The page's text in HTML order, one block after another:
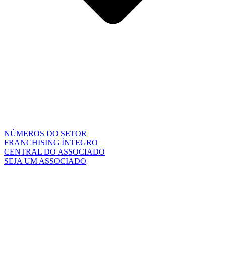
NÚMEROS DO SETOR
FRANCHISING ÍNTEGRO
CENTRAL DO ASSOCIADO
SEJA UM ASSOCIADO